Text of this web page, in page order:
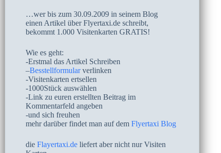
…wer bis zum 30.09.2009 in seinem Blog
einen Artikel über Flyertaxi.de schreibt,
bekommt 1.000 Visitenkarten GRATIS!
Wie es geht:
-Erstmal das Artikel Schreiben
–Besstellformularverlinken
-Visitenkarten ertsellen
-1000Stück auswählen
-Link zu euren erstellten Beitrag im
Kommentarfeld angeben
-und sich freuhen
mehr darüber findet man auf dem Flyertaxi Blog
die Flayertaxi.de liefert aber nicht nur Visiten